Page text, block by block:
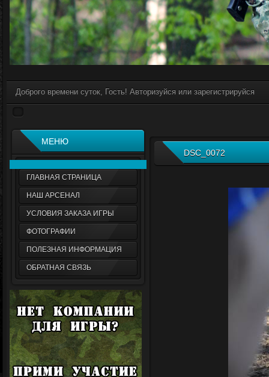
Доброго времени суток, Гость! Авторизуйся или зарегистрируйся
МЕНЮ
ГЛАВНАЯ СТРАНИЦА
НАШ АРСЕНАЛ
УСЛОВИЯ ЗАКАЗА ИГРЫ
ФОТОГРАФИИ
ПОЛЕЗНАЯ ИНФОРМАЦИЯ
ОБРАТНАЯ СВЯЗЬ
DSC_0072